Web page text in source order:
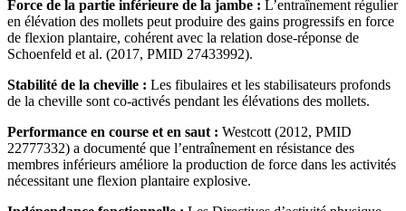
Force de la partie inférieure de la jambe : L’entraînement régulier
en élévation des mollets peut produire des gains progressifs en force
de flexion plantaire, cohérent avec la relation dose-réponse de
Schoenfeld et al. (2017, PMID 27433992).
Stabilité de la cheville : Les fibulaires et les stabilisateurs profonds
de la cheville sont co-activés pendant les élévations des mollets.
Performance en course et en saut : Westcott (2012, PMID
22777332) a documenté que l’entraînement en résistance des
membres inférieurs améliore la production de force dans les activités
nécessitant une flexion plantaire explosive.